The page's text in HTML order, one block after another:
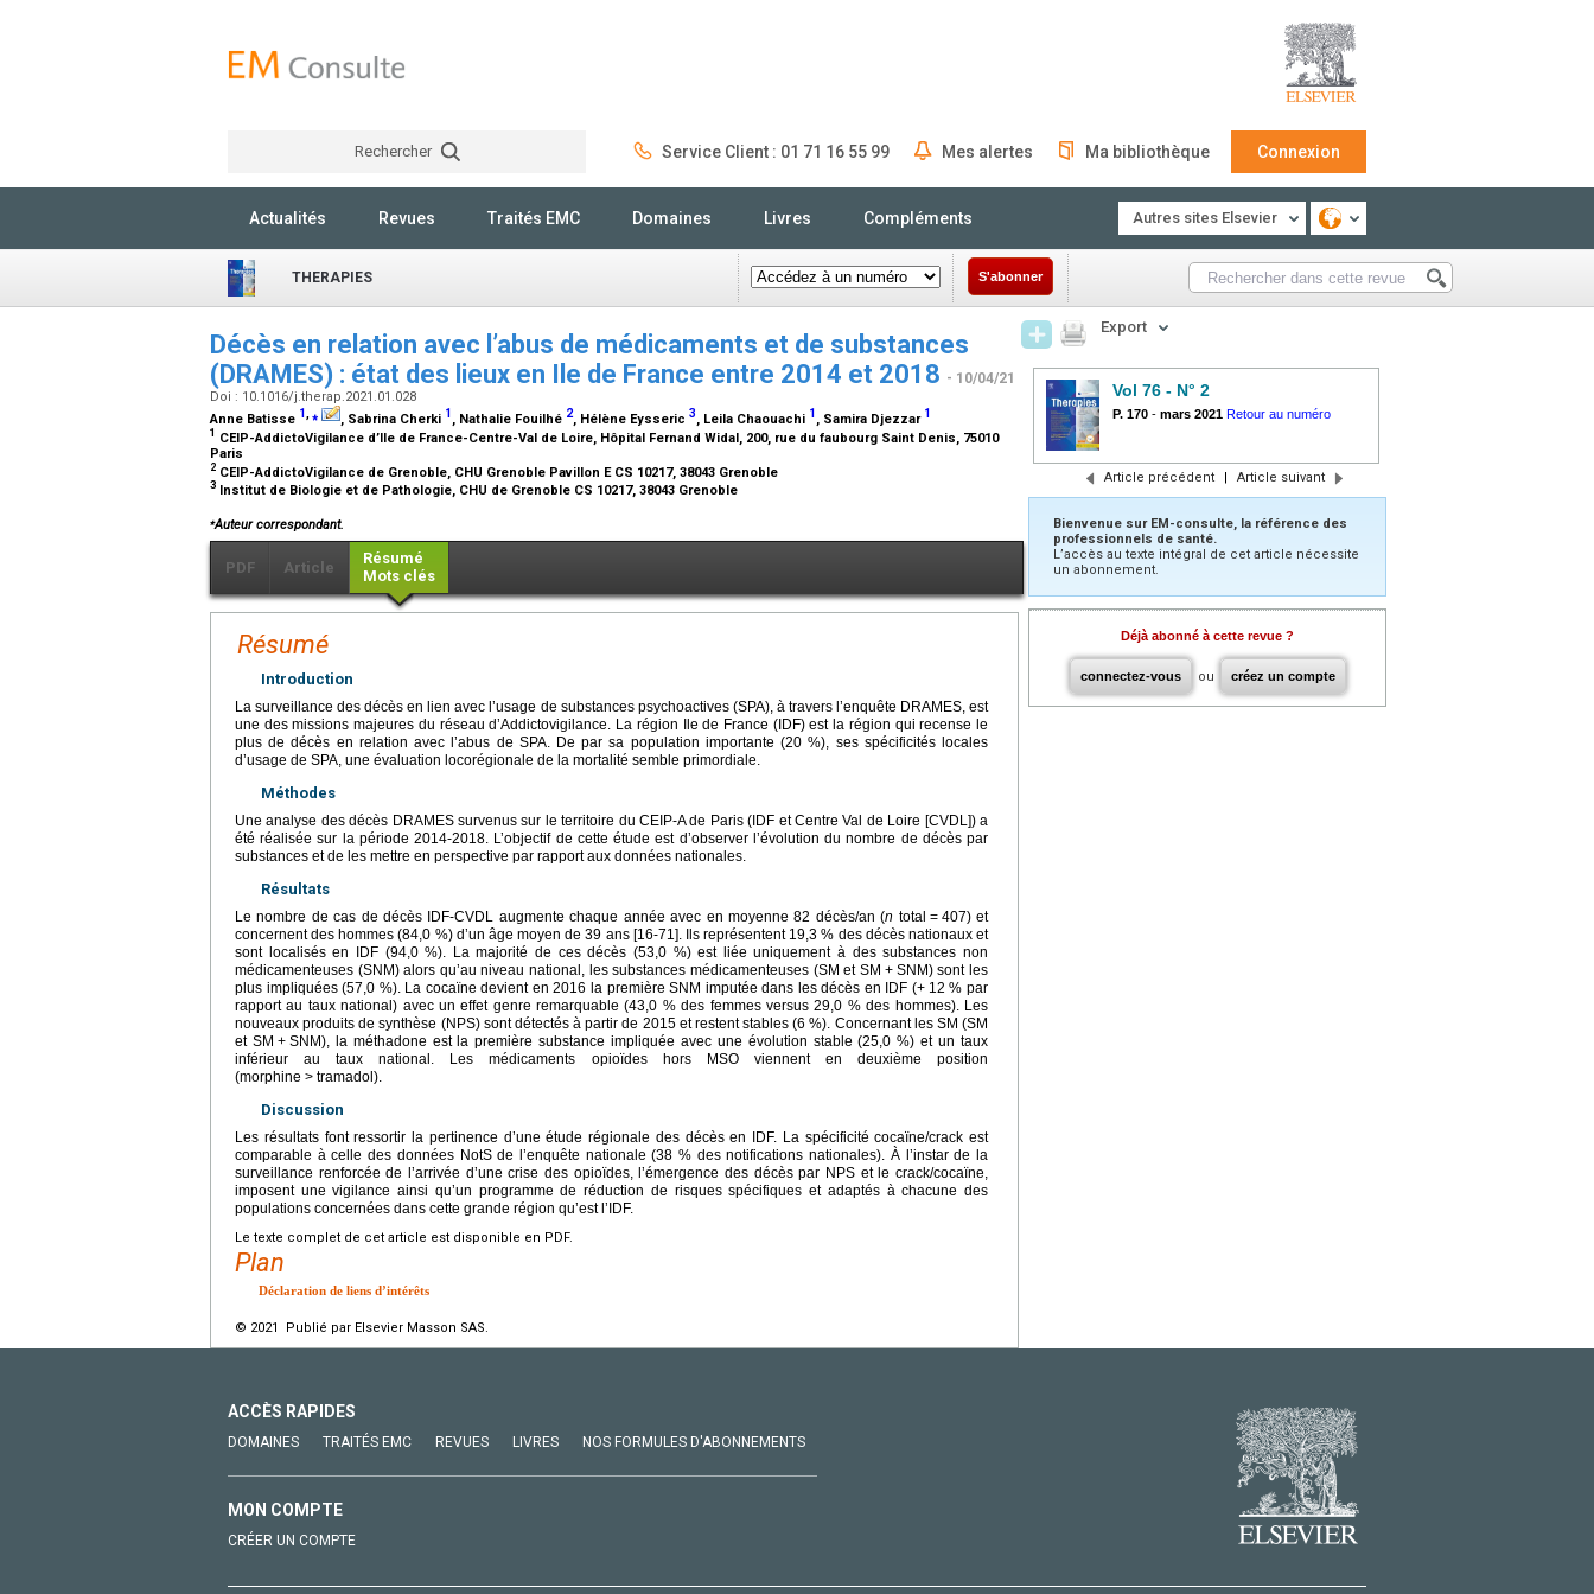
Rechercher Service Client : 01 71 16 55 99 Mes alertes Ma bibliothèque Connexion
Actualités Revues Traités EMC Domaines Livres Compléments Autres sites Elsevier
THERAPIES S'abonner
Décès en relation avec l’abus de médicaments et de substances
(DRAMES) : état des lieux en Ile de France entre 2014 et 2018 - 10/04/21
Doi : 10.1016/j.therap.2021.01.028
Anne Batisse 1,⁎ , Sabrina Cherki 1 , Nathalie Fouilhé 2, Hélène Eysseric 3, Leila Chaouachi 1 , Samira Djezzar 1
1 CEIP-AddictoVigilance d’Ile de France-Centre-Val de Loire, Hôpital Fernand Widal, 200, rue du faubourg Saint Denis, 75010
Paris
2 CEIP-AddictoVigilance de Grenoble, CHU Grenoble Pavillon E CS 10217, 38043 Grenoble
3 Institut de Biologie et de Pathologie, CHU de Grenoble CS 10217, 38043 Grenoble
⁎Auteur correspondant.
PDF Article
Résumé
Mots clés
Résumé
Introduction
La surveillance des décès en lien avec l’usage de substances psychoactives (SPA), à travers l’enquête DRAMES, est
une des missions majeures du réseau d’Addictovigilance. La région Ile de France (IDF) est la région qui recense le
plus de décès en relation avec l’abus de SPA. De par sa population importante (20 %), ses spécificités locales
d’usage de SPA, une évaluation locorégionale de la mortalité semble primordiale.
Méthodes
Une analyse des décès DRAMES survenus sur le territoire du CEIP-A de Paris (IDF et Centre Val de Loire [CVDL]) a
été réalisée sur la période 2014-2018. L’objectif de cette étude est d’observer l’évolution du nombre de décès par
substances et de les mettre en perspective par rapport aux données nationales.
Résultats
Le nombre de cas de décès IDF-CVDL augmente chaque année avec en moyenne 82 décès/an (n total = 407) et
concernent des hommes (84,0 %) d’un âge moyen de 39 ans [16-71]. Ils représentent 19,3 % des décès nationaux et
sont localisés en IDF (94,0 %). La majorité de ces décès (53,0 %) est liée uniquement à des substances non
médicamenteuses (SNM) alors qu’au niveau national, les substances médicamenteuses (SM et SM + SNM) sont les
plus impliquées (57,0 %). La cocaïne devient en 2016 la première SNM imputée dans les décès en IDF (+ 12 % par
rapport au taux national) avec un effet genre remarquable (43,0 % des femmes versus 29,0 % des hommes). Les
nouveaux produits de synthèse (NPS) sont détectés à partir de 2015 et restent stables (6 %). Concernant les SM (SM
et SM + SNM), la méthadone est la première substance impliquée avec une évolution stable (25,0 %) et un taux
inférieur au taux national. Les médicaments opioïdes hors MSO viennent en deuxième position
(morphine > tramadol).
Discussion
Les résultats font ressortir la pertinence d’une étude régionale des décès en IDF. La spécificité cocaïne/crack est
comparable à celle des données NotS de l’enquête nationale (38 % des notifications nationales). À l’instar de la
surveillance renforcée de l’arrivée d’une crise des opioïdes, l’émergence des décès par NPS et le crack/cocaïne,
imposent une vigilance ainsi qu’un programme de réduction de risques spécifiques et adaptés à chacune des
populations concernées dans cette grande région qu’est l’IDF.
Le texte complet de cet article est disponible en PDF.
Plan
Déclaration de liens d’intérêts
© 2021 Publié par Elsevier Masson SAS.
Export
Vol 76 - N° 2
P. 170 - mars 2021 Retour au numéro
Article précédent | Article suivant
Bienvenue sur EM-consulte, la référence des
professionnels de santé.
L’accès au texte intégral de cet article nécessite
un abonnement.
Déjà abonné à cette revue ?
connectez-vous ou créez un compte
ACCÈS RAPIDES
DOMAINES TRAITÉS EMC REVUES LIVRES NOS FORMULES D'ABONNEMENTS
MON COMPTE
CRÉER UN COMPTE